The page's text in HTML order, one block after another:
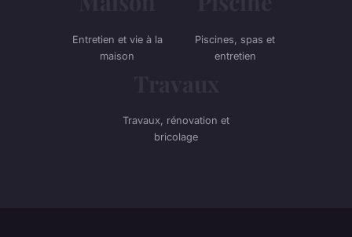
Entretien et vie à la
maison
Piscines, spas et
entretien
Travaux, rénovation et
bricolage